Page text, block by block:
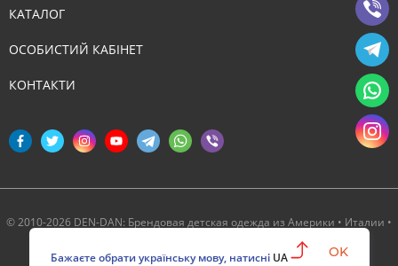
КАТАЛОГ
ОСОБИСТИЙ КАБІНЕТ
КОНТАКТИ
© 2010-2026 DEN-DAN: Брендовая детская одежда из Америки • Италии •
Бажаєте обрати українську мову, натисні UA OK